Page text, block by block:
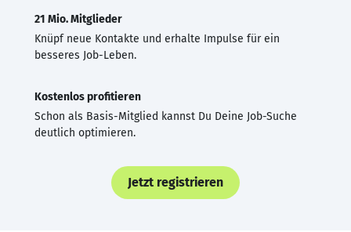
21 Mio. Mitglieder
Knüpf neue Kontakte und erhalte Impulse für ein
besseres Job-Leben.
Kostenlos profitieren
Schon als Basis-Mitglied kannst Du Deine Job-Suche
deutlich optimieren.
Jetzt registrieren